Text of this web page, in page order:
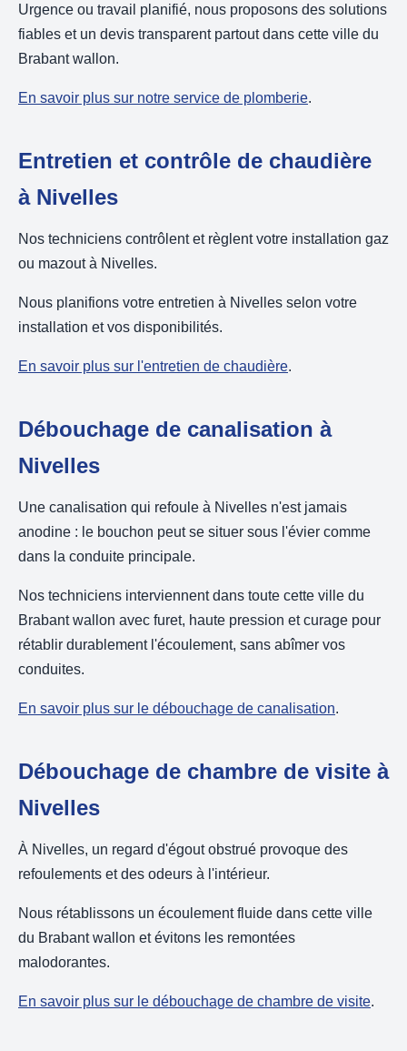
Urgence ou travail planifié, nous proposons des solutions
fiables et un devis transparent partout dans cette ville du
Brabant wallon.
En savoir plus sur notre service de plomberie.
Entretien et contrôle de chaudière
à Nivelles
Nos techniciens contrôlent et règlent votre installation gaz
ou mazout à Nivelles.
Nous planifions votre entretien à Nivelles selon votre
installation et vos disponibilités.
En savoir plus sur l'entretien de chaudière.
Débouchage de canalisation à
Nivelles
Une canalisation qui refoule à Nivelles n'est jamais
anodine : le bouchon peut se situer sous l'évier comme
dans la conduite principale.
Nos techniciens interviennent dans toute cette ville du
Brabant wallon avec furet, haute pression et curage pour
rétablir durablement l'écoulement, sans abîmer vos
conduites.
En savoir plus sur le débouchage de canalisation.
Débouchage de chambre de visite à
Nivelles
À Nivelles, un regard d'égout obstrué provoque des
refoulements et des odeurs à l'intérieur.
Nous rétablissons un écoulement fluide dans cette ville
du Brabant wallon et évitons les remontées
malodorantes.
En savoir plus sur le débouchage de chambre de visite.